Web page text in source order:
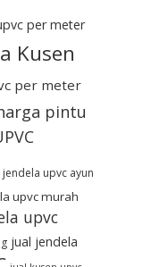
per meter
Kusen
per meter
pintu
jendela upvc ayun
upvc murah
upvc
jual jendela